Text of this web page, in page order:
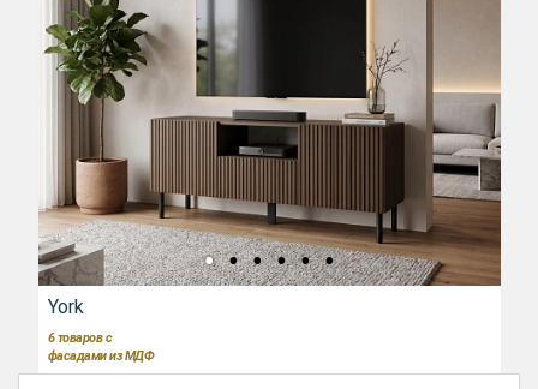
York
6 товаров с
фасадами из МДФ